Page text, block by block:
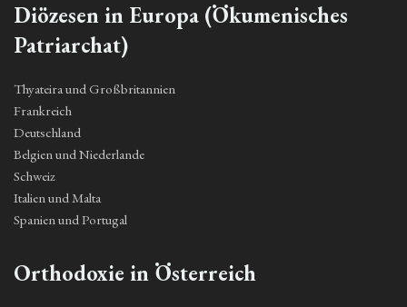
Diözesen in Europa (Ökumenisches
Patriarchat)
Thyateira und Großbritannien
Frankreich
Deutschland
Belgien und Niederlande
Schweiz
Italien und Malta
Spanien und Portugal
Orthodoxie in Österreich